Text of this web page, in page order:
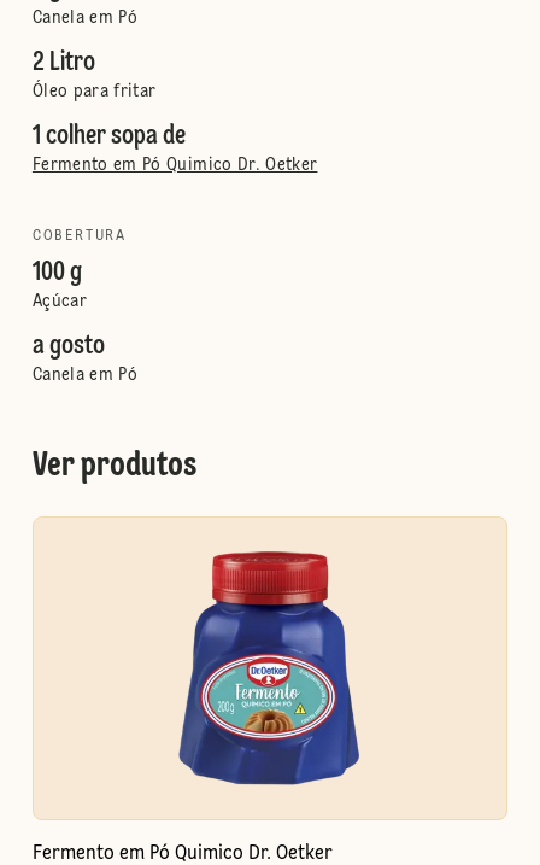
Canela em Pó
2 Litro
Óleo para fritar
1 colher sopa de
Fermento em Pó Quimico Dr. Oetker
COBERTURA
100 g
Açúcar
a gosto
Canela em Pó
Ver produtos
Fermento em Pó Quimico Dr. Oetker